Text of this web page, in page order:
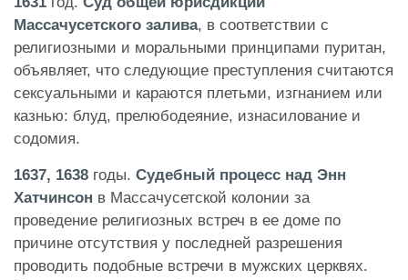
Массачусетского залива, в соответствии с
религиозными и моральными принципами пуритан,
объявляет, что следующие преступления считаются
сексуальными и караются плетьми, изгнанием или
казнью: блуд, прелюбодеяние, изнасилование и
содомия.
1637, 1638 годы. Судебный процесс над Энн
Хатчинсон в Массачусетской колонии за
проведение религиозных встреч в ее доме по
причине отсутствия у последней разрешения
проводить подобные встречи в мужских церквях.